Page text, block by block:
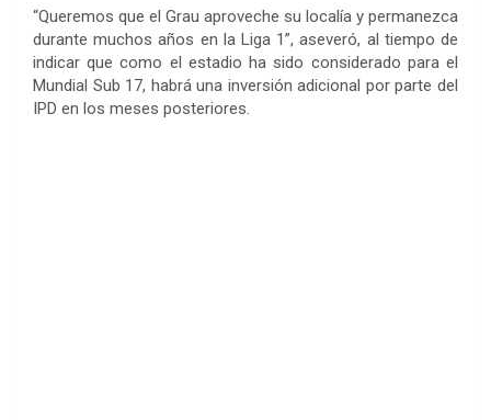
“Queremos que el Grau aproveche su localía y permanezca
durante muchos años en la Liga 1”, aseveró, al tiempo de
indicar que como el estadio ha sido considerado para el
Mundial Sub 17, habrá una inversión adicional por parte del
IPD en los meses posteriores.